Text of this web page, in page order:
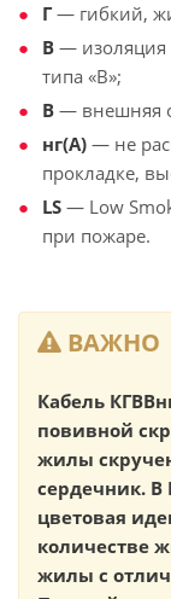
Г — гибкий,
В — изоляция
типа «В»;
В — внешняя
нг(А) — не
прокладке,
LS — Low
при пожаре.
ВАЖНО
Кабель
повивной
жилы
сердечник. В
цветовая
количестве
жилы с